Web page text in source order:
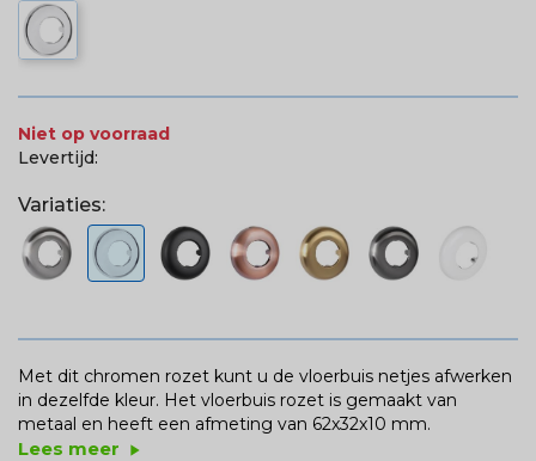
Niet op voorraad
Levertijd:
Variaties:
Met dit chromen rozet kunt u de vloerbuis netjes afwerken
in dezelfde kleur. Het vloerbuis rozet is gemaakt van
metaal en heeft een afmeting van 62x32x10 mm.
Lees meer play_arrow